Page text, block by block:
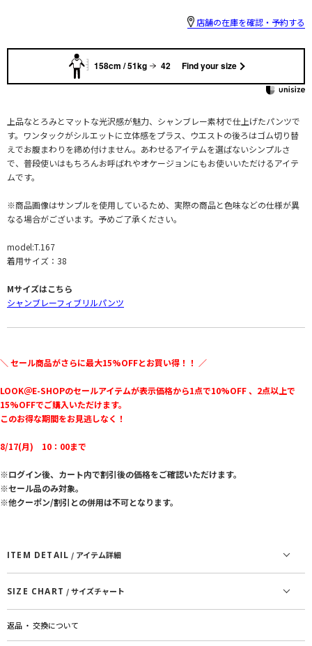
店舗の在庫を確認・予約する
158cm / 51kg 42 Find your size
上品なとろみとマットな光沢感が魅力、シャンブレー素材で仕上げたパンツで
す。ワンタックがシルエットに立体感をプラス、ウエストの後ろはゴム切り替
えでお腹まわりを締め付けません。あわせるアイテムを選ばないシンプルさ
で、普段使いはもちろんお呼ばれやオケージョンにもお使いいただけるアイテ
ムです。
※商品画像はサンプルを使用しているため、実際の商品と色味などの仕様が異
なる場合がございます。予めご了承ください。
model:T.167
着用サイズ：38
Mサイズはこちら
シャンブレーフィブリルパンツ
＼ セール商品がさらに最大15%OFFとお買い得！！ ／
LOOK＠E-SHOPのセールアイテムが表示価格から1点で10%OFF 、2点以上で
15%OFFでご購入いただけます。
このお得な期間をお見逃しなく！
8/17(月) 10：00まで
※ログイン後、カート内で割引後の価格をご確認いただけます。
※セール品のみ対象。
※他クーポン/割引との併用は不可となります。
ITEM DETAIL / アイテム詳細
SIZE CHART / サイズチャート
返品 ・ 交換について